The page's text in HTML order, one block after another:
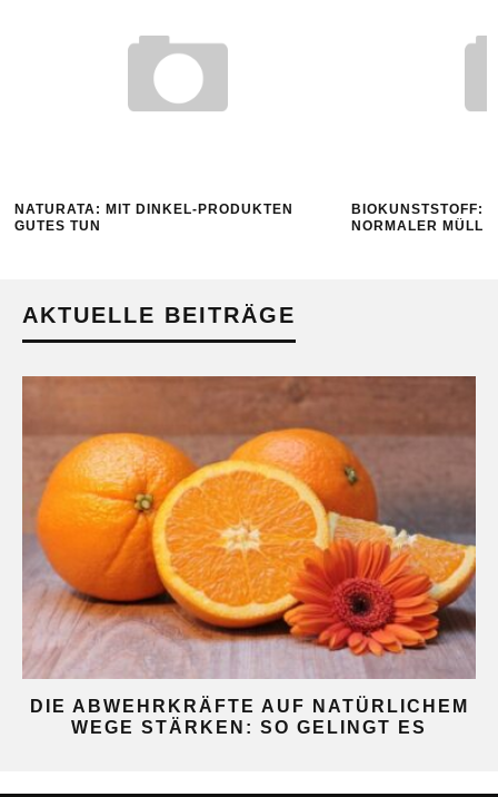
NATURATA: MIT DINKEL-PRODUKTEN
GUTES TUN
BIOKUNSTSTOFF:
NORMALER MÜLL
AKTUELLE BEITRÄGE
DIE ABWEHRKRÄFTE AUF NATÜRLICHEM
WEGE STÄRKEN: SO GELINGT ES